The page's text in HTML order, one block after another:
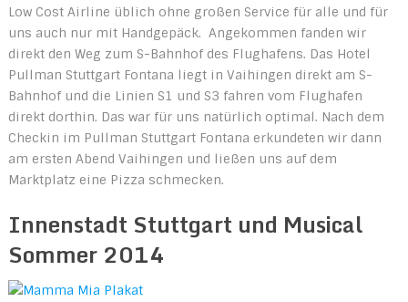
Low Cost Airline üblich ohne großen Service für alle und für
uns auch nur mit Handgepäck. Angekommen fanden wir
direkt den Weg zum S-Bahnhof des Flughafens. Das Hotel
Pullman Stuttgart Fontana liegt in Vaihingen direkt am S-
Bahnhof und die Linien S1 und S3 fahren vom Flughafen
direkt dorthin. Das war für uns natürlich optimal. Nach dem
Checkin im Pullman Stuttgart Fontana erkundeten wir dann
am ersten Abend Vaihingen und ließen uns auf dem
Marktplatz eine Pizza schmecken.
Innenstadt Stuttgart und Musical
Sommer 2014